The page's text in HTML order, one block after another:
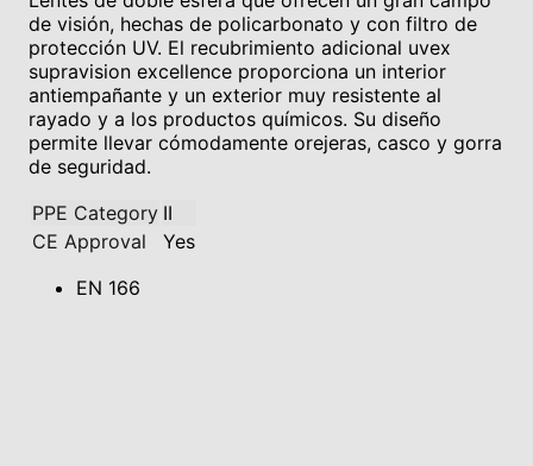
de visión, hechas de policarbonato y con filtro de
protección UV. El recubrimiento adicional uvex
supravision excellence proporciona un interior
antiempañante y un exterior muy resistente al
rayado y a los productos químicos. Su diseño
permite llevar cómodamente orejeras, casco y gorra
de seguridad.
PPE Category II
CE Approval
Yes
EN 166